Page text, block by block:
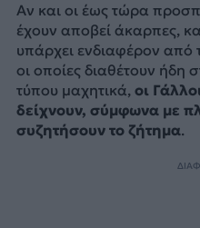
Αν και οι έως τώρα
έχουν αποβεί άκαρπες,
υπάρχει ενδιαφέρον από
οι οποίες διαθέτουν ήδη
τύπου μαχητικά,οι
δείχνουν, σύμφωνα με
συζητήσουν το ζήτημα.